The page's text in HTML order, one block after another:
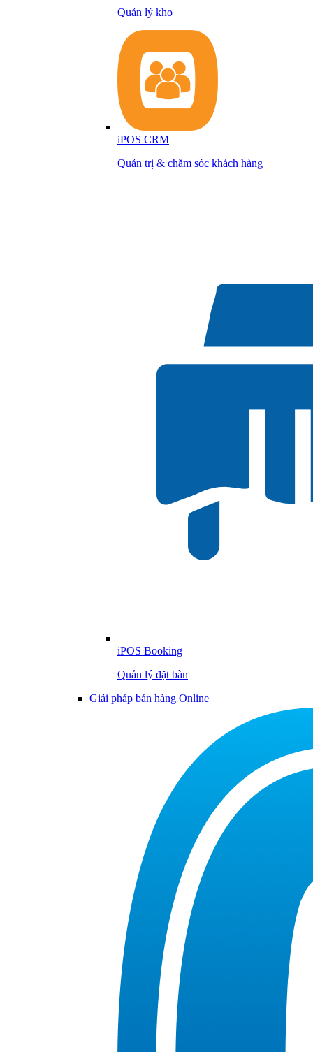
Quản lý kho
iPOS CRM
Quản trị & chăm sóc khách hàng
iPOS Booking
Quản lý đặt bàn
Giải pháp bán hàng Online